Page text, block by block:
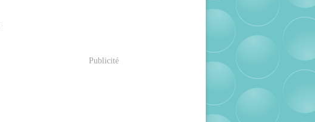
Publicité